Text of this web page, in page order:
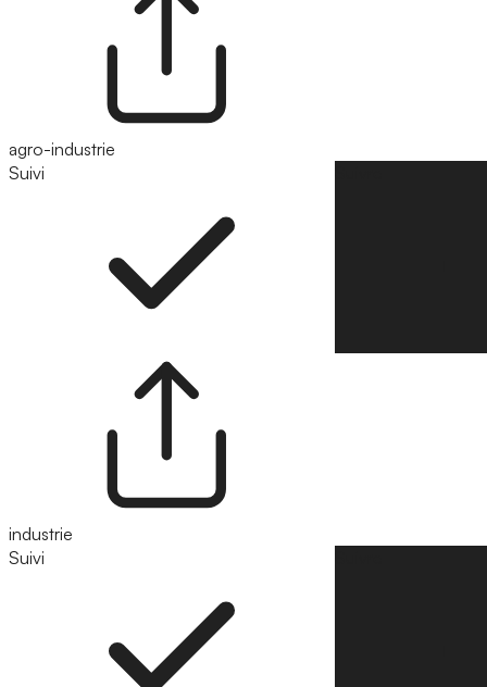
agro-industrie
Suivi
industrie
Suivi